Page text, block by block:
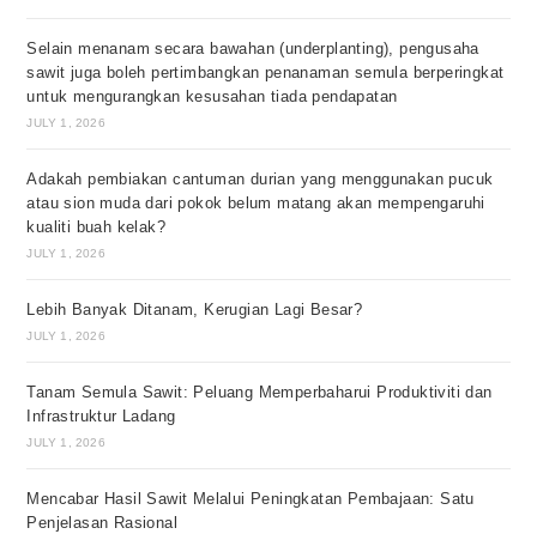
Selain menanam secara bawahan (underplanting), pengusaha
sawit juga boleh pertimbangkan penanaman semula berperingkat
untuk mengurangkan kesusahan tiada pendapatan
JULY 1, 2026
Adakah pembiakan cantuman durian yang menggunakan pucuk
atau sion muda dari pokok belum matang akan mempengaruhi
kualiti buah kelak?
JULY 1, 2026
Lebih Banyak Ditanam, Kerugian Lagi Besar?
JULY 1, 2026
Tanam Semula Sawit: Peluang Memperbaharui Produktiviti dan
Infrastruktur Ladang
JULY 1, 2026
Mencabar Hasil Sawit Melalui Peningkatan Pembajaan: Satu
Penjelasan Rasional